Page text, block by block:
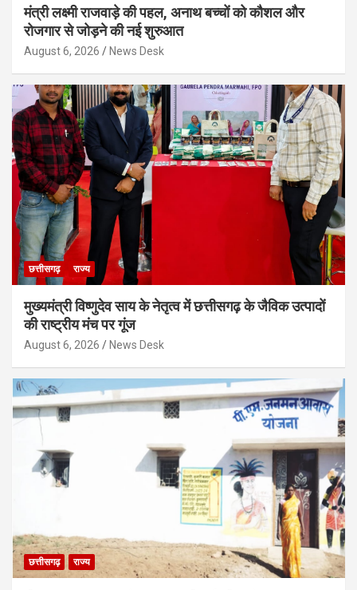
मंत्री लक्ष्मी राजवाड़े की पहल, अनाथ बच्चों को कौशल और
रोजगार से जोड़ने की नई शुरुआत
August 6, 2026 News Desk
छत्तीसगढ़ राज्य
मुख्यमंत्री विष्णुदेव साय के नेतृत्व में छत्तीसगढ़ के जैविक उत्पादों
की राष्ट्रीय मंच पर गूंज
August 6, 2026 News Desk
छत्तीसगढ़ राज्य